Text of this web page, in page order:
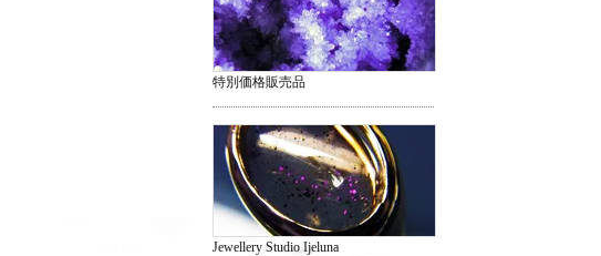
特別価格販売品
Jewellery Studio Ijeluna